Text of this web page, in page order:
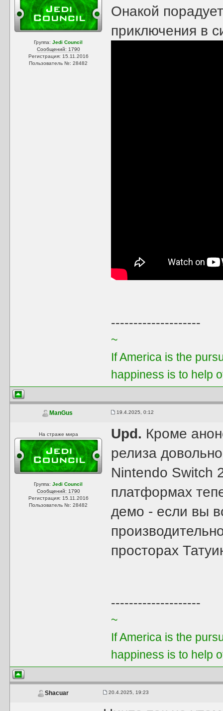
Группа:Jedi Council
Сообщений: 1790
Регистрация: 15.11.2016
Пользователь №: 28482
Онакой
приключения в
--------------------
~
If America is the
happiness is to help
ManGus 19.4.2025, 0:12
На страже мира
Группа:Jedi Council
Сообщений: 1790
Регистрация: 15.11.2016
Пользователь №: 28482
Upd. Кроме
релиза
Nintendo Switch
платформах
демо - если вы
просторах
--------------------
~
If America is the
happiness is to help
Shacuar 20.4.2025, 19:23